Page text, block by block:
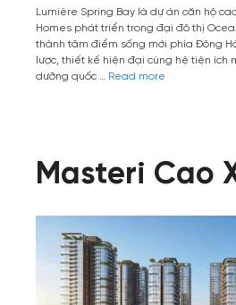
Lumière Spring Bay là dự án căn hộ
Homes phát triển trong đại đô thị
thành tâm điểm sống mới phía Đông
lược, thiết kế hiện đại cùng hệ tiện ích
dưỡng quốc … Read more
Masteri Cao